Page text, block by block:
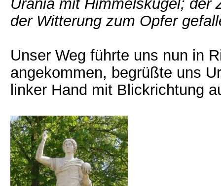
Urania mit Himmelskugel; der
der Witterung zum Opfer
Unser Weg führte uns nun in
angekommen, begrüßte uns
linker Hand mit Blickrichtung